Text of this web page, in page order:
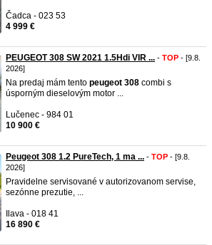
Čadca - 023 53
4 999 €
PEUGEOT 308 SW 2021 1.5Hdi VIR ... - TOP - [9.8.
2026]
Na predaj mám tento peugeot 308 combi s
úsporným dieselovým motor ...
Lučenec - 984 01
10 900 €
Peugeot 308 1.2 PureTech, 1 ma ... - TOP - [9.8.
2026]
Pravidelne servisované v autorizovanom servise,
sezónne prezutie, ...
Ilava - 018 41
16 890 €